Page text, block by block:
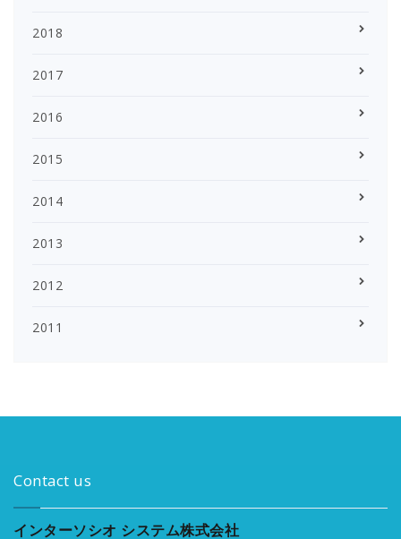
2018
2017
2016
2015
2014
2013
2012
2011
Contact us
インターソシオ システム株式会社